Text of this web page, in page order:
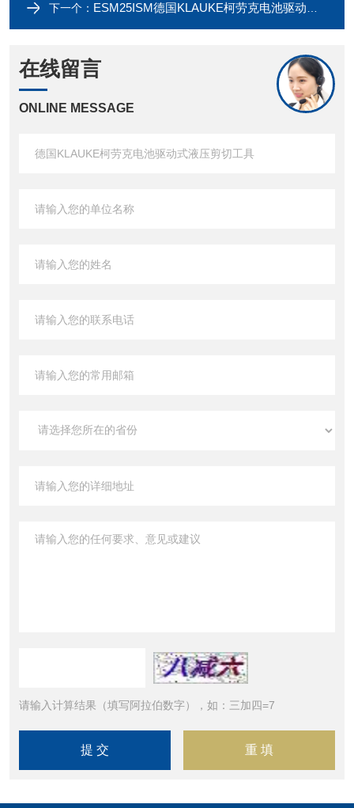
下一个： ESM25ISM德国KLAUKE柯劳克电池驱动式液压剪切工具
在线留言
ONLINE MESSAGE
请输入计算结果（填写阿拉伯数字），如：三加四=7